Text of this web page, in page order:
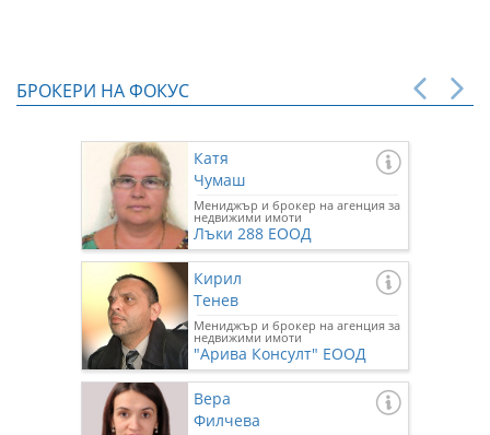
БРОКЕРИ НА ФОКУС
Катя
Чумаш
Мениджър и брокер на агенция за
недвижими имоти
Лъки 288 ЕООД
Кирил
Тенев
Мениджър и брокер на агенция за
недвижими имоти
"Арива Консулт" ЕООД
Вера
Филчева